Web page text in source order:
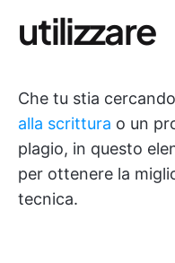
utilizzare
Che tu stia cercando
alla scrittura o un
plagio, in questo
per ottenere la
tecnica.